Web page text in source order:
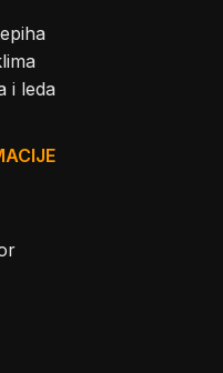
i leda